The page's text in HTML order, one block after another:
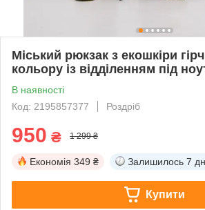
Міський рюкзак з екошкіри
кольору із відділенням під
В наявності
Код: 2195857377
Роздріб
950 ₴ 1 299 ₴
Економія 349 ₴ Залишилось 7
Купити